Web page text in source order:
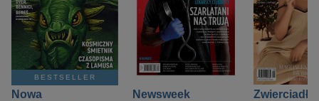
BESTSELLER
Nowa
Newsweek
Zwierciadło